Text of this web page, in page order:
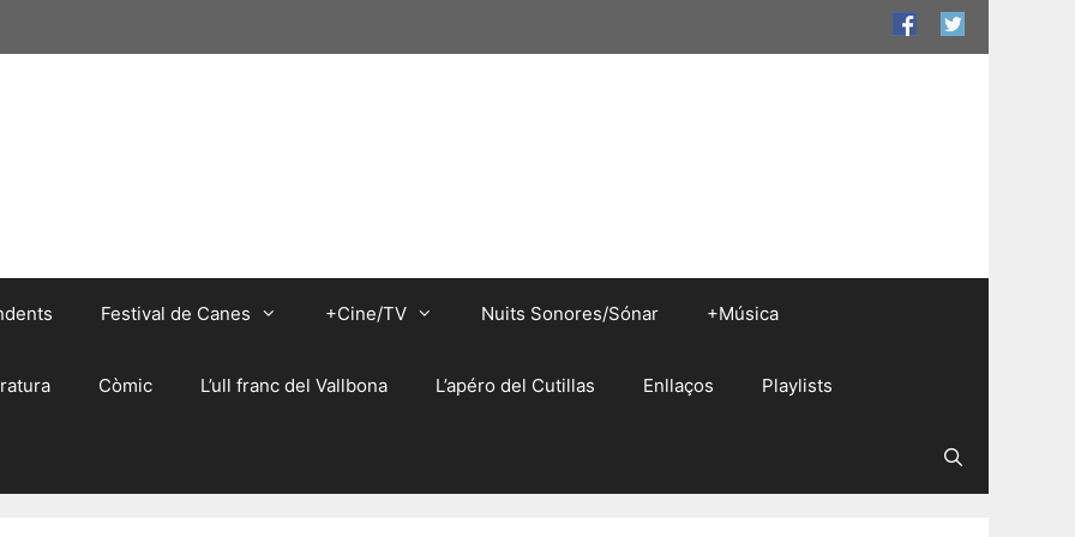
Festival de Canes +Cine/TV Nuits Sonores/Sónar +Música
Còmic L’ull franc del Vallbona L’apéro del Cutillas Enllaços Playlists